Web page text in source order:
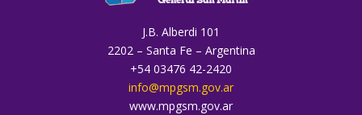
J.B. Alberdi 101
2202 – Santa Fe – Argentina
+54 03476 42-2420
info@mpgsm.gov.ar
www.mpgsm.gov.ar